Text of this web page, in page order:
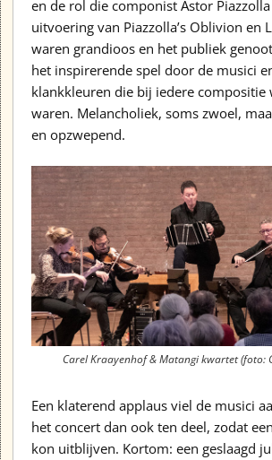
en de rol die componist Astor
uitvoering van Piazzolla’s Oblivion en
waren grandioos en het publiek
het inspirerende spel door de musici
klankkleuren die bij iedere compositie
waren. Melancholiek, soms zwoel,
en opzwepend.
Carel Kraayenhof & Matangi kwartet (foto:
Een klaterend applaus viel de musici
het concert dan ook ten deel, zodat
kon uitblijven. Kortom: een geslaagd